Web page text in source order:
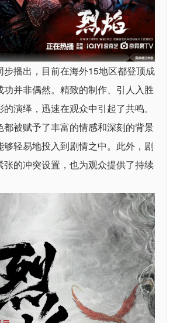
步播出，目前在海外15地区都登顶成
功并非偶然。精致的制作、引人入胜
演绎，迅速在观众中引起了共鸣。
都被赋予了丰富的情感和深刻的背景
轻易地投入到剧情之中。此外，剧
张的冲突设置，也为观众提供了持续